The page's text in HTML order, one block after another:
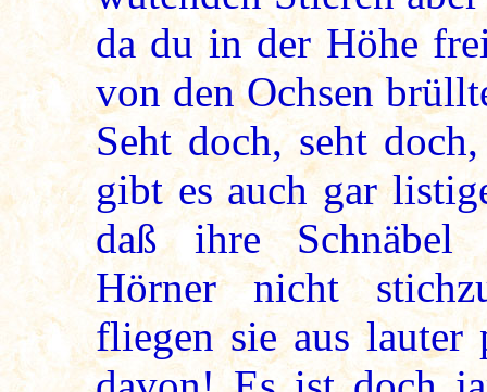
da du in der Höhe
von den Ochsen
Seht doch, seht
gibt es auch gar
daß ihre Schnäbel
Hörner nicht
fliegen sie aus lauter